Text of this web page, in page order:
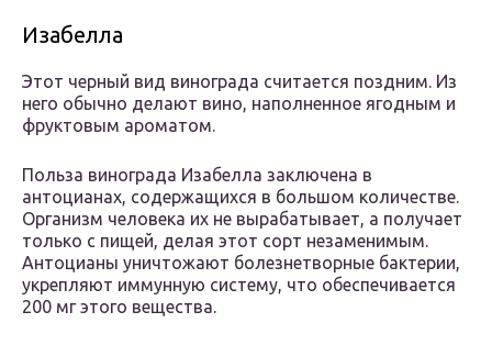
Изабелла
Этот черный вид винограда считается поздним. Из
него обычно делают вино, наполненное ягодным и
фруктовым ароматом.
Польза винограда Изабелла заключена в
антоцианах, содержащихся в большом количестве.
Организм человека их не вырабатывает, а получает
только с пищей, делая этот сорт незаменимым.
Антоцианы уничтожают болезнетворные бактерии,
укрепляют иммунную систему, что обеспечивается
200 мг этого вещества.